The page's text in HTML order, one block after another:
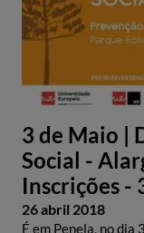
3 de Maio |
Social -
Inscrições -
26 abril 2018
É em Penela, no dia